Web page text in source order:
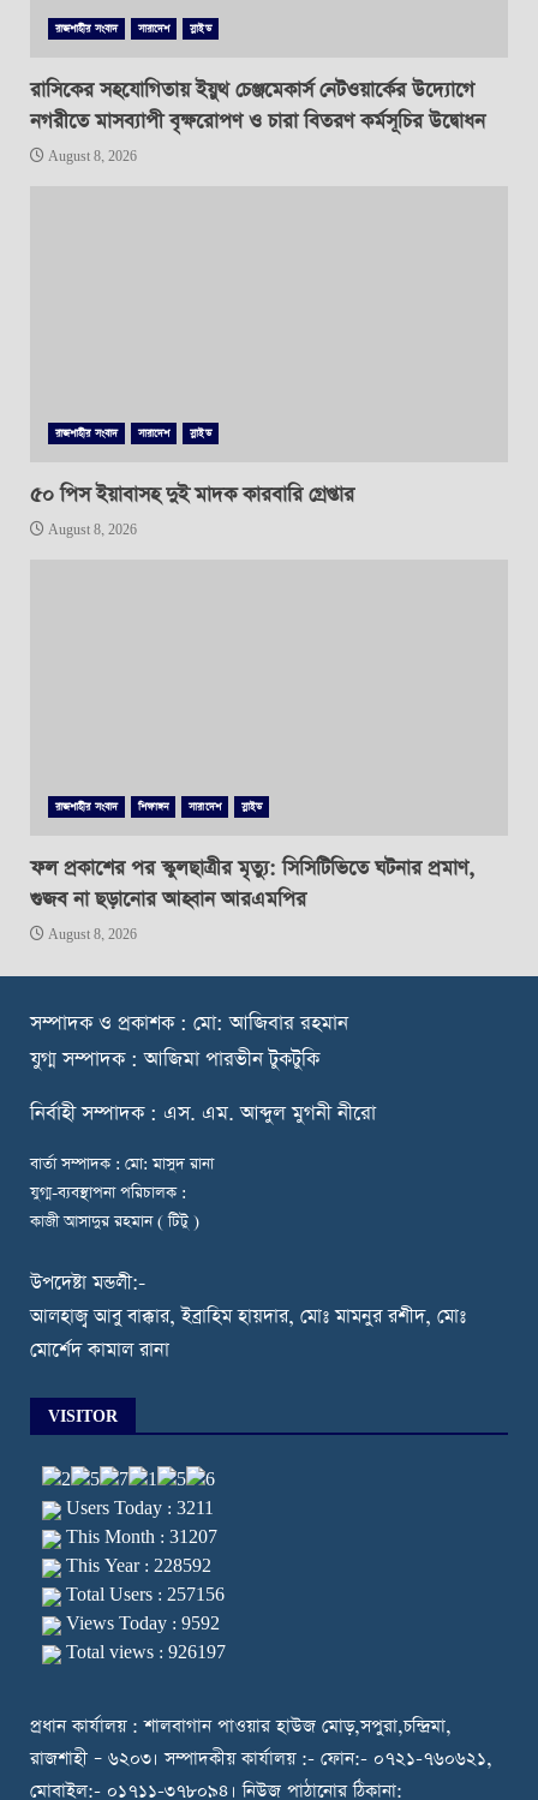
রাজশাহীর সংবাদ সারাদেশ স্লাইড
রাসিকের সহযোগিতায় ইয়ুথ চেঞ্জমেকার্স নেটওয়ার্কের উদ্যোগে
নগরীতে মাসব্যাপী বৃক্ষরোপণ ও চারা বিতরণ কর্মসূচির উদ্বোধন
August 8, 2026
রাজশাহীর সংবাদ সারাদেশ স্লাইড
৫০ পিস ইয়াবাসহ দুই মাদক কারবারি গ্রেপ্তার
August 8, 2026
রাজশাহীর সংবাদ শিক্ষাঙ্গন সারাদেশ স্লাইড
ফল প্রকাশের পর স্কুলছাত্রীর মৃত্যু: সিসিটিভিতে ঘটনার প্রমাণ,
গুজব না ছড়ানোর আহ্বান আরএমপির
August 8, 2026
সম্পাদক ও প্রকাশক : মো: আজিবার রহমান
যুগ্ম সম্পাদক : আজিমা পারভীন টুকটুকি
নির্বাহী সম্পাদক : এস. এম. আব্দুল মুগনী নীরো
বার্তা সম্পাদক : মো: মাসুদ রানা
যুগ্ম-ব্যবস্থাপনা পরিচালক :
কাজী আসাদুর রহমান ( টিটু )
উপদেষ্টা মন্ডলী:-
আলহাজ্ব আবু বাক্কার, ইব্রাহিম হায়দার, মোঃ মামনুর রশীদ, মোঃ
মোর্শেদ কামাল রানা
VISITOR
Users Today : 3211
This Month : 31207
This Year : 228592
Total Users : 257156
Views Today : 9592
Total views : 926197
প্রধান কার্যালয় : শালবাগান পাওয়ার হাউজ মোড়,সপুরা,চন্দ্রিমা,
রাজশাহী – ৬২০৩। সম্পাদকীয় কার্যালয় :- ফোন:- ০৭২১-৭৬০৬২১,
মোবাইল:- ০১৭১১-৩৭৮০৯৪। নিউজ পাঠানোর ঠিকানা: